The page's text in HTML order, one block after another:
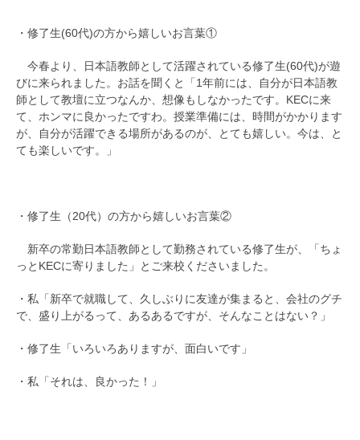
・修了生(60代)の方から嬉しいお言葉①
今春より、日本語教師として活躍されている修了生(60代)が遊
びに来られました。お話を聞くと「1年前には、自分が日本語教
師として教壇に立つなんか、想像もしなかったです。KECに来
て、ホンマに良かったですわ。授業準備には、時間がかかります
が、自分が活躍できる場所があるのが、とても嬉しい。今は、と
ても楽しいです。」
・修了生（20代）の方から嬉しいお言葉②
新卒の常勤日本語教師として勤務されている修了生が、「ちょ
っとKECに寄りました」とご来校くださいました。
・私「新卒で就職して、久しぶりに友達が集まると、会社のグチ
で、盛り上がるって、あるあるですが、そんなことはない？」
・修了生「いろいろありますが、面白いです」
・私「それは、良かった！」